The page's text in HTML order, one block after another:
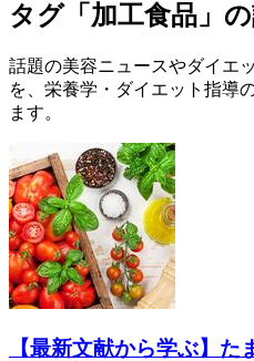
タグ「加工食品」
話題の美容ニュースやダイエ
を、栄養学・ダイエット指導
ます。
【最新文献から学ぶ】